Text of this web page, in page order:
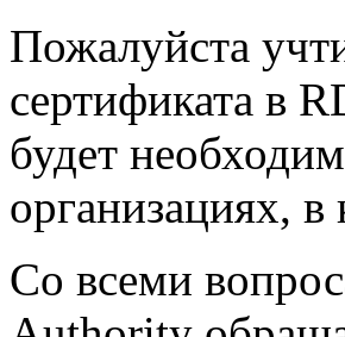
Пожалуйста
сертификата в
будет
организациях,
Со всеми